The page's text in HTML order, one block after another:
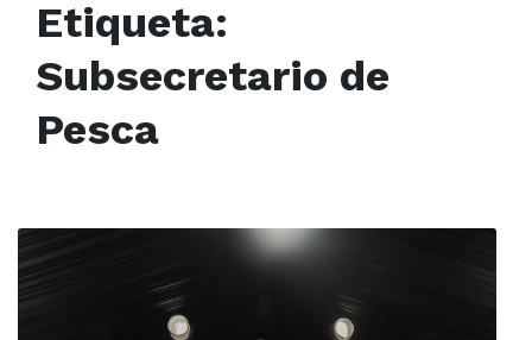
Etiqueta:
Subsecretario de
Pesca
Read
More